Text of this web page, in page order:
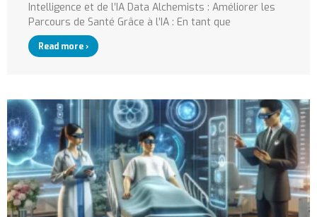
Intelligence et de l’IA Data Alchemists : Améliorer les
Parcours de Santé Grâce à l’IA : En tant que
Read more ›